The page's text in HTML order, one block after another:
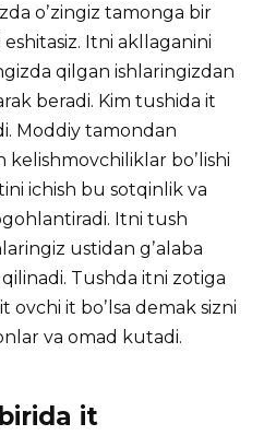
oʼzingiz tamonga bir
Itni akllaganini
qilgan ishlaringizdan
beradi. Kim tushida it
Moddiy tamondan
boʼlishi
ichish bu sotqinlik va
Itni tush
ustidan gʼalaba
Tushda itni zotiga
ovchi it boʼlsa demak sizni
va omad kutadi.
it